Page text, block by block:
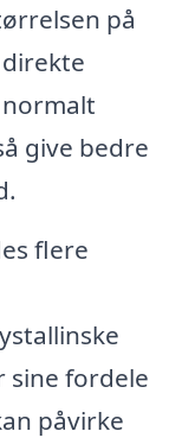
på
give bedre
flere
sine fordele
påvirke